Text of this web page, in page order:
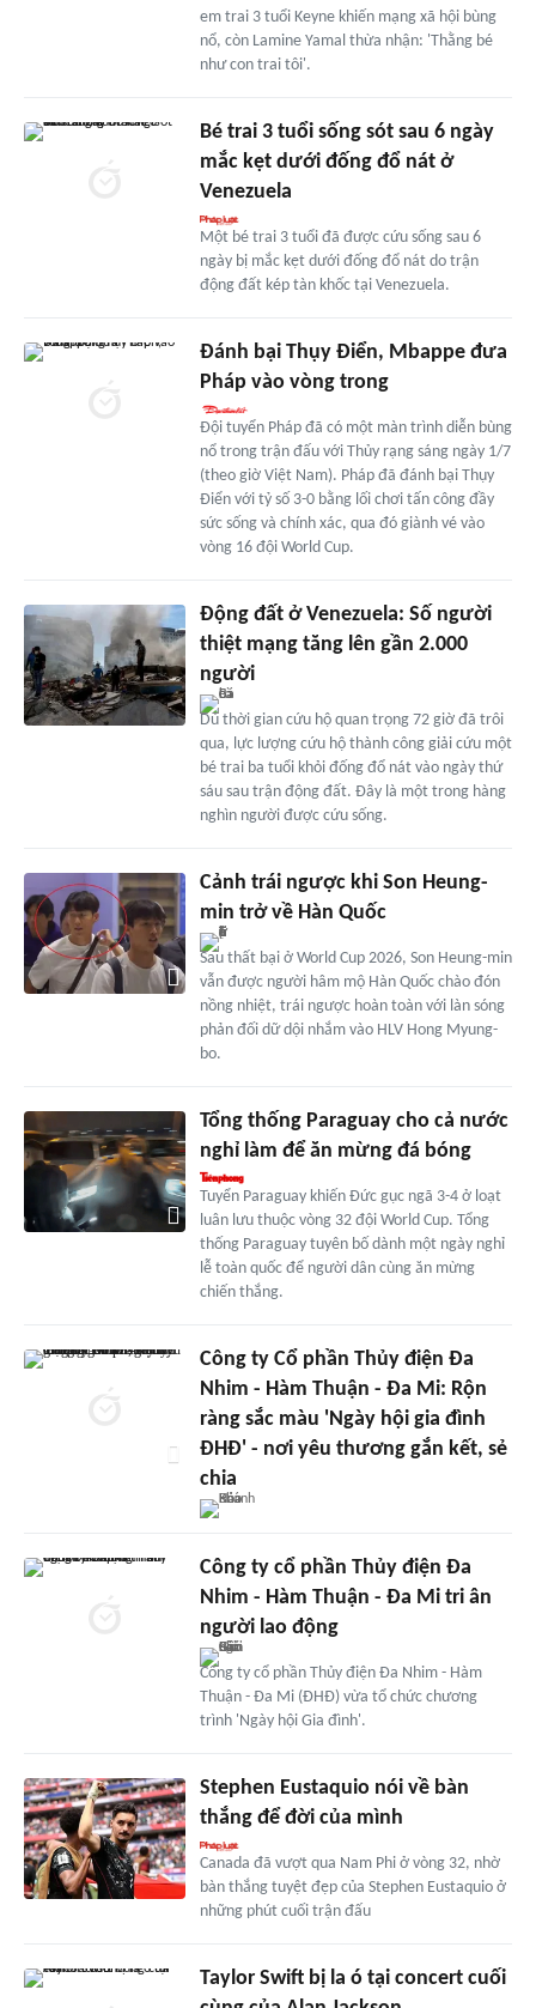
em trai 3 tuổi Keyne khiến mạng xã hội bùng
nổ, còn Lamine Yamal thừa nhận: 'Thằng bé
như con trai tôi'.
Bé trai 3 tuổi sống sót sau 6 ngày
mắc kẹt dưới đống đổ nát ở
Venezuela
Một bé trai 3 tuổi đã được cứu sống sau 6
ngày bị mắc kẹt dưới đống đổ nát do trận
động đất kép tàn khốc tại Venezuela.
Đánh bại Thụy Điển, Mbappe đưa
Pháp vào vòng trong
Đội tuyển Pháp đã có một màn trình diễn bùng
nổ trong trận đấu với Thủy rạng sáng ngày 1/7
(theo giờ Việt Nam). Pháp đã đánh bại Thụy
Điển với tỷ số 3-0 bằng lối chơi tấn công đầy
sức sống và chính xác, qua đó giành vé vào
vòng 16 đội World Cup.
Động đất ở Venezuela: Số người
thiệt mạng tăng lên gần 2.000
người
Dù thời gian cứu hộ quan trọng 72 giờ đã trôi
qua, lực lượng cứu hộ thành công giải cứu một
bé trai ba tuổi khỏi đống đổ nát vào ngày thứ
sáu sau trận động đất. Đây là một trong hàng
nghìn người được cứu sống.
Cảnh trái ngược khi Son Heung-
min trở về Hàn Quốc
Sau thất bại ở World Cup 2026, Son Heung-min
vẫn được người hâm mộ Hàn Quốc chào đón
nồng nhiệt, trái ngược hoàn toàn với làn sóng
phản đối dữ dội nhắm vào HLV Hong Myung-
bo.
Tổng thống Paraguay cho cả nước
nghỉ làm để ăn mừng đá bóng
Tuyển Paraguay khiến Đức gục ngã 3-4 ở loạt
luân lưu thuộc vòng 32 đội World Cup. Tổng
thống Paraguay tuyên bố dành một ngày nghỉ
lễ toàn quốc để người dân cùng ăn mừng
chiến thắng.
Công ty Cổ phần Thủy điện Đa
Nhim - Hàm Thuận - Đa Mi: Rộn
ràng sắc màu 'Ngày hội gia đình
ĐHĐ' - nơi yêu thương gắn kết, sẻ
chia
Công ty cổ phần Thủy điện Đa
Nhim - Hàm Thuận - Đa Mi tri ân
người lao động
Công ty cổ phần Thủy điện Đa Nhim - Hàm
Thuận - Đa Mi (ĐHĐ) vừa tổ chức chương
trình 'Ngày hội Gia đình'.
Stephen Eustaquio nói về bàn
thắng để đời của mình
Canada đã vượt qua Nam Phi ở vòng 32, nhờ
bàn thắng tuyệt đẹp của Stephen Eustaquio ở
những phút cuối trận đấu
Taylor Swift bị la ó tại concert cuối